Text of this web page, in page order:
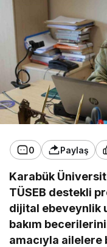
0 Paylaş
Karabük
TÜSEB destekli
dijital ebeveynlik
bakım
amacıyla